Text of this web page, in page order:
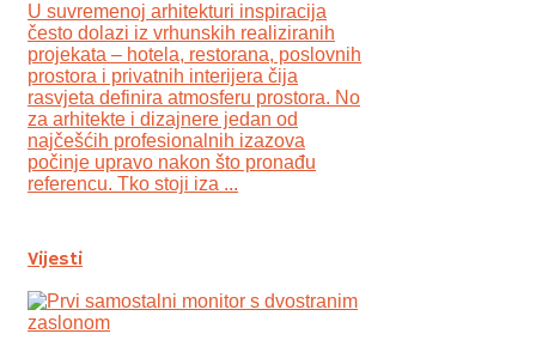
U suvremenoj arhitekturi inspiracija
često dolazi iz vrhunskih realiziranih
projekata – hotela, restorana, poslovnih
prostora i privatnih interijera čija
rasvjeta definira atmosferu prostora. No
za arhitekte i dizajnere jedan od
najčešćih profesionalnih izazova
počinje upravo nakon što pronađu
referencu. Tko stoji iza ...
Vijesti